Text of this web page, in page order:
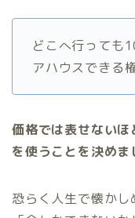
どこへ行っても
アハウスできる
価格では表せない
を使うことを決めま
恐らく人生で懐かし